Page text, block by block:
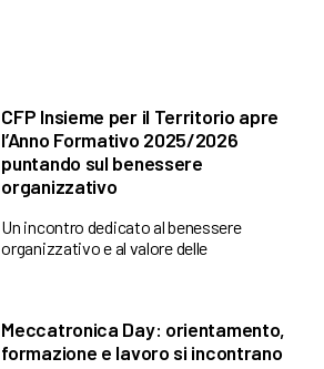
CFP Insieme per il Territorio apre
l’Anno Formativo 2025/2026
puntando sul benessere
organizzativo
Un incontro dedicato al benessere
organizzativo e al valore delle
Meccatronica Day: orientamento,
formazione e lavoro si incontrano